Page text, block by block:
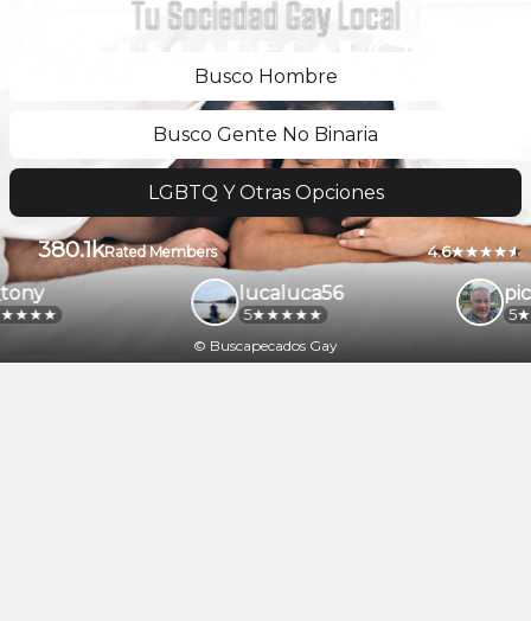
Tu Sociedad Gay Local
Busco Hombre
Busco Gente No Binaria
LGBTQ Y Otras Opciones
380.1kRated Members 4.6
5
lucaluca56
5
© Buscapecados Gay